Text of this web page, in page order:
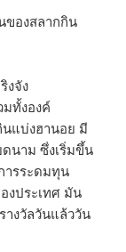
ของสลากกิน
งจัง
มทั้งองค์
แบ่งฮานอย มี
ดนาม ซึ่งเริ่มขึ้น
ารระดมทุน
งประเทศ มัน
งวัลวันแล้ววัน